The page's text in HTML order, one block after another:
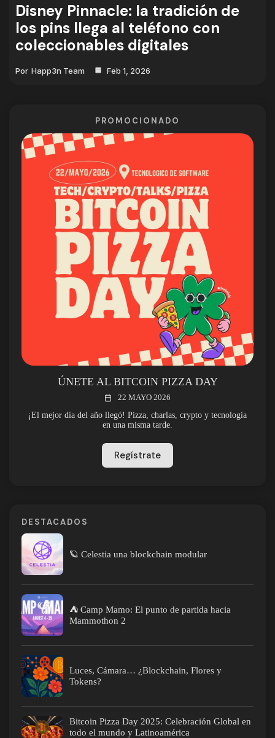
Disney Pinnacle: la tradición de
los pins llega al teléfono con
coleccionables digitales
Por Happ3n Team Feb 1, 2026
PROMOCIONADO
ÚNETE AL BITCOIN PIZZA DAY
22 MAYO 2026
¡El mejor día del año llegó! Pizza, charlas, crypto y tecnología
en una misma tarde.
Regístrate
DESTACADOS
🪐 Celestia una blockchain modular
⛺ Camp Mamo: El punto de partida hacia
Mammothon 2
Luces, Cámara… ¿Blockchain, Flores y
Tokens?
Bitcoin Pizza Day 2025: Celebración Global en
todo el mundo y Latinoamérica